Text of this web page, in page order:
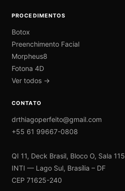
PROCEDIMENTOS
Botox
Preenchimento Facial
Morpheus8
Fotona 4D
Ver todos →
CONTATO
drthiagoperfeito@gmail.com
+55 61 99667-0808
QI 11, Deck Brasil, Bloco O, Sala 115
INTI — Lago Sul, Brasília – DF
CEP 71625-240